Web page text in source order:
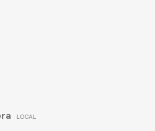
LOCAL